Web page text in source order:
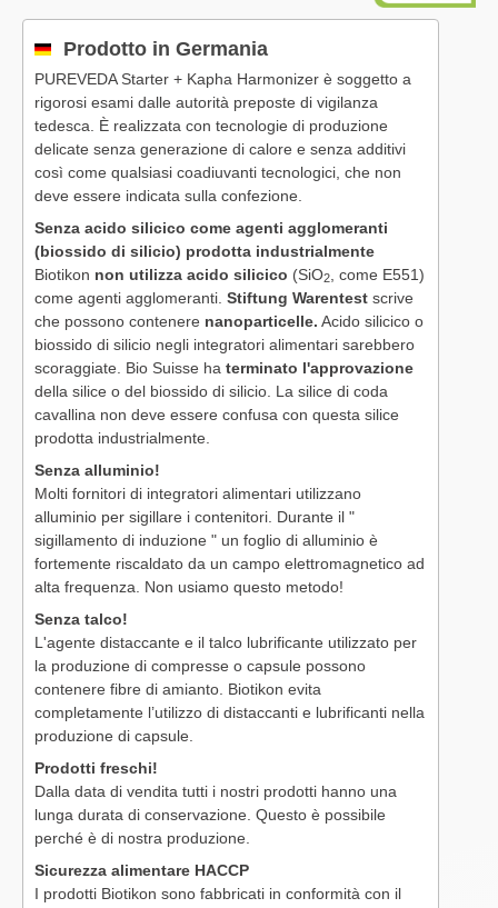
Prodotto in Germania
PUREVEDA Starter + Kapha Harmonizer è soggetto a
rigorosi esami dalle autorità preposte di vigilanza
tedesca. È realizzata con tecnologie di produzione
delicate senza generazione di calore e senza additivi
così come qualsiasi coadiuvanti tecnologici, che non
deve essere indicata sulla confezione.
Senza acido silicico come agenti agglomeranti
(biossido di silicio) prodotta industrialmente
Biotikon non utilizza acido silicico (SiO2
, come E551)
come agenti agglomeranti. Stiftung Warentest scrive
che possono contenere nanoparticelle. Acido silicico o
biossido di silicio negli integratori alimentari sarebbero
scoraggiate. Bio Suisse ha terminato l'approvazione
della silice o del biossido di silicio. La silice di coda
cavallina non deve essere confusa con questa silice
prodotta industrialmente.
Senza alluminio!
Molti fornitori di integratori alimentari utilizzano
alluminio per sigillare i contenitori. Durante il "
sigillamento di induzione " un foglio di alluminio è
fortemente riscaldato da un campo elettromagnetico ad
alta frequenza. Non usiamo questo metodo!
Senza talco!
L'agente distaccante e il talco lubrificante utilizzato per
la produzione di compresse o capsule possono
contenere fibre di amianto. Biotikon evita
completamente l’utilizzo di distaccanti e lubrificanti nella
produzione di capsule.
Prodotti freschi!
Dalla data di vendita tutti i nostri prodotti hanno una
lunga durata di conservazione. Questo è possibile
perché è di nostra produzione.
Sicurezza alimentare HACCP
I prodotti Biotikon sono fabbricati in conformità con il